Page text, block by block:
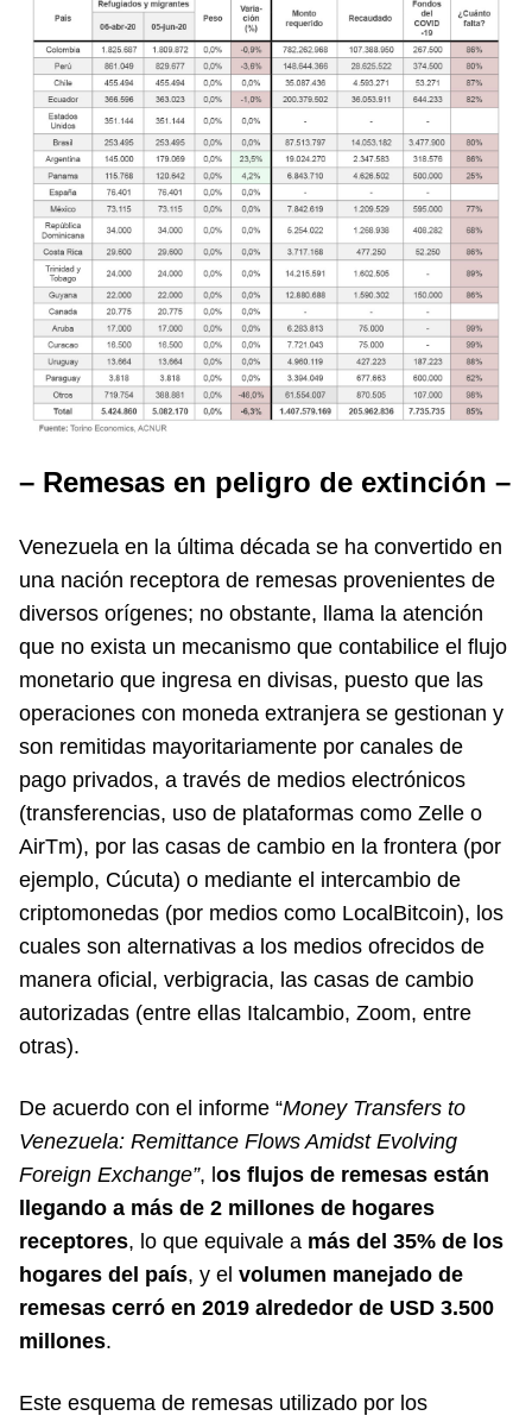
– Remesas en peligro de extinción –
Venezuela en la última década se ha convertido en
una nación receptora de remesas provenientes de
diversos orígenes; no obstante, llama la atención
que no exista un mecanismo que contabilice el flujo
monetario que ingresa en divisas, puesto que las
operaciones con moneda extranjera se gestionan y
son remitidas mayoritariamente por canales de
pago privados, a través de medios electrónicos
(transferencias, uso de plataformas como Zelle o
AirTm), por las casas de cambio en la frontera (por
ejemplo, Cúcuta) o mediante el intercambio de
criptomonedas (por medios como LocalBitcoin), los
cuales son alternativas a los medios ofrecidos de
manera oficial, verbigracia, las casas de cambio
autorizadas (entre ellas Italcambio, Zoom, entre
otras).
De acuerdo con el informe “Money Transfers to
Venezuela: Remittance Flows Amidst Evolving
Foreign Exchange”, los flujos de remesas están
llegando a más de 2 millones de hogares
receptores, lo que equivale a más del 35% de los
hogares del país, y el volumen manejado de
remesas cerró en 2019 alrededor de USD 3.500
millones.
Este esquema de remesas utilizado por los